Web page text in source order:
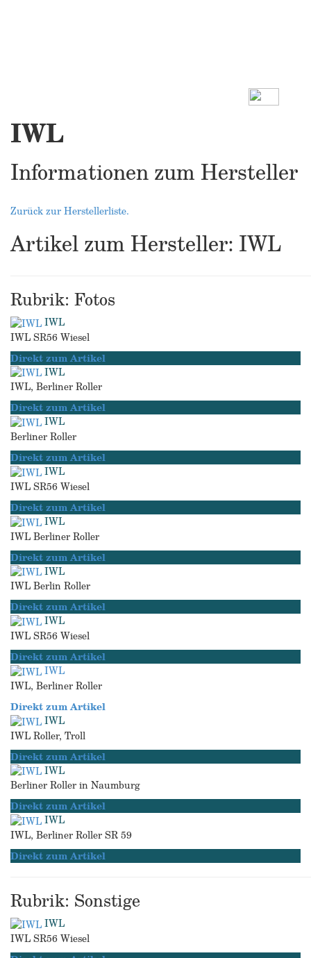
IWL
Informationen zum Hersteller
Zurück zur Herstellerliste.
Artikel zum Hersteller: IWL
Rubrik: Fotos
IWL
IWL SR56 Wiesel
Direkt zum Artikel
IWL
IWL, Berliner Roller
Direkt zum Artikel
IWL
Berliner Roller
Direkt zum Artikel
IWL
IWL SR56 Wiesel
Direkt zum Artikel
IWL
IWL Berliner Roller
Direkt zum Artikel
IWL
IWL Berlin Roller
Direkt zum Artikel
IWL
IWL SR56 Wiesel
Direkt zum Artikel
IWL
IWL, Berliner Roller
Direkt zum Artikel
IWL
IWL Roller, Troll
Direkt zum Artikel
IWL
Berliner Roller in Naumburg
Direkt zum Artikel
IWL
IWL, Berliner Roller SR 59
Direkt zum Artikel
Rubrik: Sonstige
IWL
IWL SR56 Wiesel